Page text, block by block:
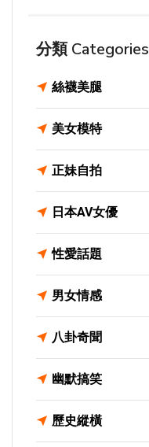
分類 Categories
絲襪美腿
美女模特
正妹自拍
日本AV女優
性愛話題
男女情感
八卦奇聞
幽默搞笑
歷史縱橫